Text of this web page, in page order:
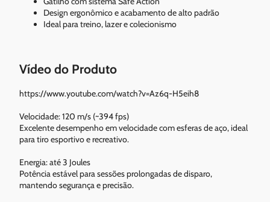
Design ergonômico e acabamento de alto padrão
Ideal para treino, lazer e colecionismo
Vídeo do Produto
https://www.youtube.com/watch?v=Az6q-H5eih8
Velocidade: 120 m/s (~394 fps)
Excelente desempenho em velocidade com esferas de aço, ideal
para tiro esportivo e recreativo.
Energia: até 3 Joules
Potência estável para sessões prolongadas de disparo,
mantendo segurança e precisão.